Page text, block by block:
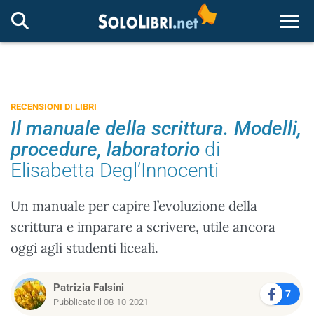
RECENSIONI DI LIBRI
Il manuale della scrittura. Modelli,
procedure, laboratorio di
Elisabetta Degl’Innocenti
Un manuale per capire l’evoluzione della
scrittura e imparare a scrivere, utile ancora
oggi agli studenti liceali.
Patrizia Falsini
Pubblicato il 08-10-2021
7